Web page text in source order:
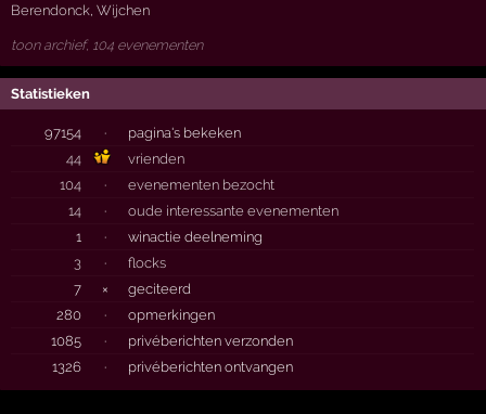
Berendonck,Wijchen
toon archief, 104 evenementen
Statistieken
97154 ·
pagina's bekeken
44
vrienden
104
·
evenementen bezocht
14
·
oude interessante evenementen
1
·
winactie deelneming
3
·
flocks
7
×
geciteerd
280
·
opmerkingen
1085
·
privéberichten verzonden
1326
· privéberichten ontvangen